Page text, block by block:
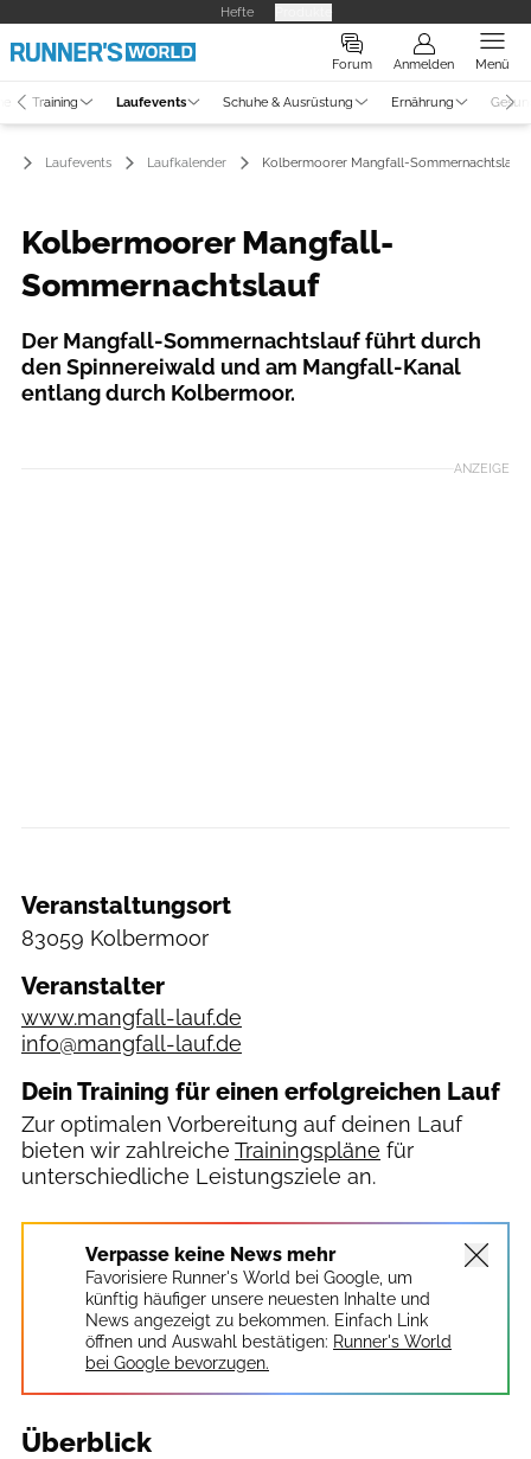
Hefte
Forum Anmelden Menü
Training Laufevents Schuhe & Ausrüstung Ernährung
Laufevents Laufkalender Kolbermoorer Mangfall-Sommernachtslauf
Kolbermoorer Mangfall-
Sommernachtslauf
Der Mangfall-Sommernachtslauf führt durch
den Spinnereiwald und am Mangfall-Kanal
entlang durch Kolbermoor.
ANZEIGE
Veranstaltungsort
83059 Kolbermoor
Veranstalter
www.mangfall-lauf.de
info@mangfall-lauf.de
Dein Training für einen erfolgreichen Lauf
Zur optimalen Vorbereitung auf deinen Lauf
bieten wir zahlreiche Trainingspläne für
unterschiedliche Leistungsziele an.
Verpasse keine News mehr
Favorisiere Runner's World bei Google, um
künftig häufiger unsere neuesten Inhalte und
News angezeigt zu bekommen. Einfach Link
öffnen und Auswahl bestätigen: Runner's World
bei Google bevorzugen.
Überblick